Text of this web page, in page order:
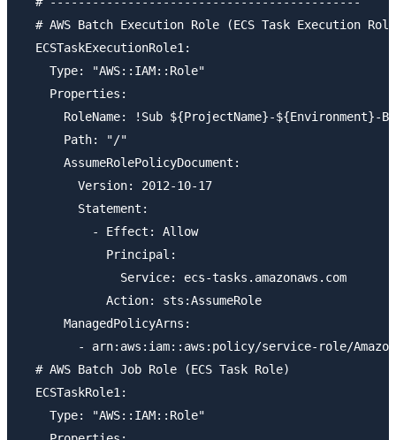
# AWS Batch Execution Role (ECS Task Execution
  ECSTaskExecutionRole1:
    Type: "AWS::IAM::Role"
    Properties:
RoleName: !Sub ${ProjectName}-${Environment}-
      Path: "/"
      AssumeRolePolicyDocument:
        Version: 2012-10-17
        Statement:
          - Effect: Allow
            Principal:
              Service: ecs-tasks.amazonaws.com
            Action: sts:AssumeRole
      ManagedPolicyArns:
- arn:aws:iam::aws:policy/service-role/
  # AWS Batch Job Role (ECS Task Role)
  ECSTaskRole1:
    Type: "AWS::IAM::Role"